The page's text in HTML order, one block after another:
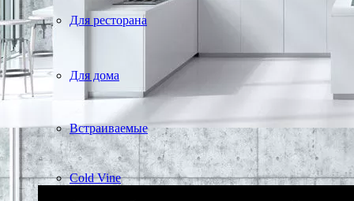
Для ресторана
Для дома
Встраиваемые
Cold Vine